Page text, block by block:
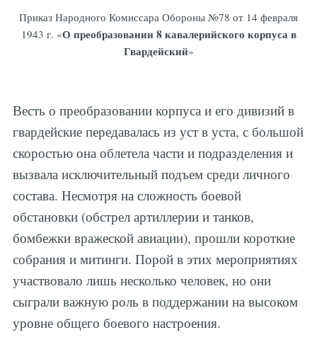
Приказ Народного Комиссара Обороны №78 от 14 февраля
1943 г. «О преобразовании 8 кавалерийского корпуса в
Гвардейский»
Весть о преобразовании корпуса и его дивизий в
гвардейские передавалась из уст в уста, с большой
скоростью она облетела части и подразделения и
вызвала исключительный подъем среди личного
состава. Несмотря на сложность боевой
обстановки (обстрел артиллерии и танков,
бомбежки вражеской авиации), прошли короткие
собрания и митинги. Порой в этих мероприятиях
участвовало лишь несколько человек, но они
сыграли важную роль в поддержании на высоком
уровне общего боевого настроения.